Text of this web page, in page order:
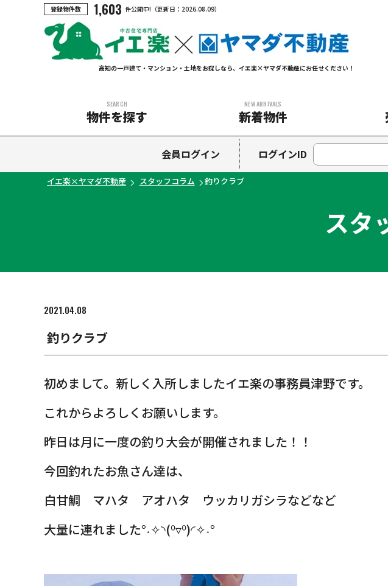
登録物件数 1,603 件公開中! （更新日： 2026.08.09）
高知の一戸建て・マンション・土地をお探しなら、イエ楽×ヤマダ不動産にお任せください！
SEARCH
物件を探す
中古一戸建て
中古マンション
土地
新築一戸建て
NEW ARRIVALS
新着物件
会員ログイン ログインID
イエ楽×ヤマダ不動産 スタッフコラム 釣りクラブ
スタ
2021.04.08
釣りクラブ
初めまして。新しく入所しましたイエ楽の事務員津野です。
これからよろしくお願いします。
昨日は月に一度の釣り大会が開催されました！！
今回釣れたお魚さん達は、
白甘鯛 マハタ アオハタ ウッカリガシラなどなど
大量に連れました°˖✧◝(⁰▿⁰)◜✧˖°